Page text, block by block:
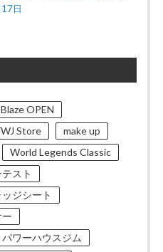
日
Blaze OPEN
Store
make up
World Legends Classic
スト
ジシート
パワーハウスジム